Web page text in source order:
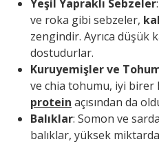
Yeşil Yapraklı Sebzeler:
ve roka gibi sebzeler,
zengindir. Ayrıca düşük
dostudurlar.
Kuruyemişler ve
ve chia tohumu, iyi birer
protein açısından da
Balıklar: Somon ve
balıklar, yüksek